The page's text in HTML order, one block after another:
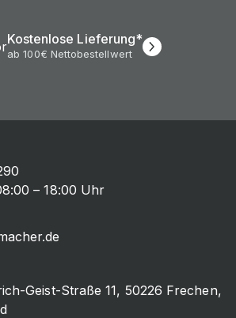
Kostenlose Lieferung*
ab 100€ Nettobestellwert
– 18:00 Uhr
Geist-Straße 11, 50226 Frechen,